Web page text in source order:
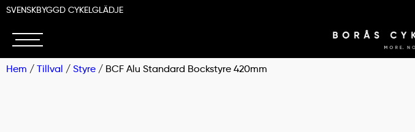
SVENSKBYGGD CYKELGLÄDJE
Hem / Tillval / Styre / BCF Alu Standard Bockstyre 420mm